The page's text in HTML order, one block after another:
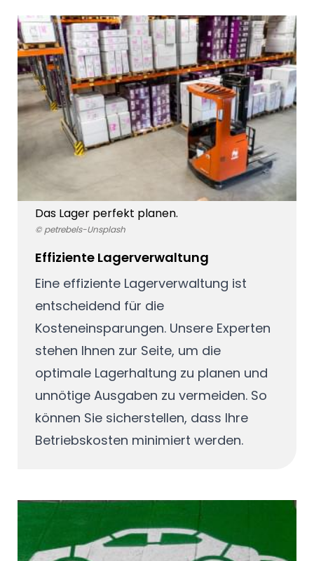
Das Lager perfekt planen.
© petrebels-Unsplash
Effiziente Lagerverwaltung
Eine effiziente Lagerverwaltung ist
entscheidend für die
Kosteneinsparungen. Unsere Experten
stehen Ihnen zur Seite, um die
optimale Lagerhaltung zu planen und
unnötige Ausgaben zu vermeiden. So
können Sie sicherstellen, dass Ihre
Betriebskosten minimiert werden.